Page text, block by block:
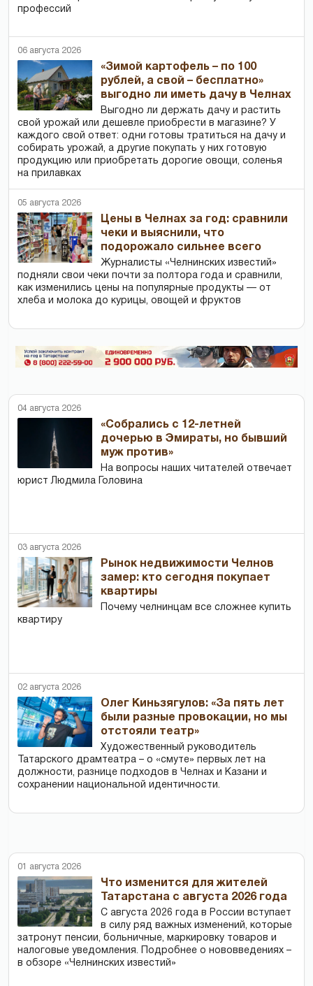
профессий
06 августа 2026
«Зимой картофель – по 100
рублей, а свой – бесплатно»
выгодно ли иметь дачу в Челнах
Выгодно ли держать дачу и растить
свой урожай или дешевле приобрести в магазине? У
каждого свой ответ: одни готовы тратиться на дачу и
собирать урожай, а другие покупать у них готовую
продукцию или приобретать дорогие овощи, соленья
на прилавках
05 августа 2026
Цены в Челнах за год: сравнили
чеки и выяснили, что
подорожало сильнее всего
Журналисты «Челнинских известий»
подняли свои чеки почти за полтора года и сравнили,
как изменились цены на популярные продукты — от
хлеба и молока до курицы, овощей и фруктов
04 августа 2026
«Собрались с 12-летней
дочерью в Эмираты, но бывший
муж против»
На вопросы наших читателей отвечает
юрист Людмила Головина
03 августа 2026
Рынок недвижимости Челнов
замер: кто сегодня покупает
квартиры
Почему челнинцам все сложнее купить
квартиру
02 августа 2026
Олег Киньзягулов: «За пять лет
были разные провокации, но мы
отстояли театр»
Художественный руководитель
Татарского драмтеатра – о «смуте» первых лет на
должности, разнице подходов в Челнах и Казани и
сохранении национальной идентичности.
01 августа 2026
Что изменится для жителей
Татарстана с августа 2026 года
С августа 2026 года в России вступает
в силу ряд важных изменений, которые
затронут пенсии, больничные, маркировку товаров и
налоговые уведомления. Подробнее о нововведениях –
в обзоре «Челнинских известий»